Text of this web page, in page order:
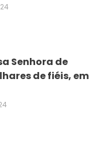
Senhora de
de fiéis, em